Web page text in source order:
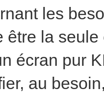
les
être la
écran pur
au